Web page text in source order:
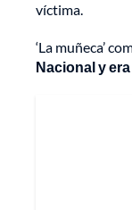
víctima.
‘La muñeca’
Nacional y